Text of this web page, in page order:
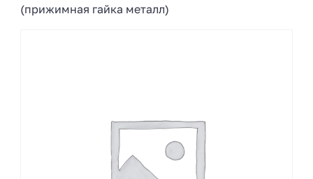
(прижимная гайка металл)